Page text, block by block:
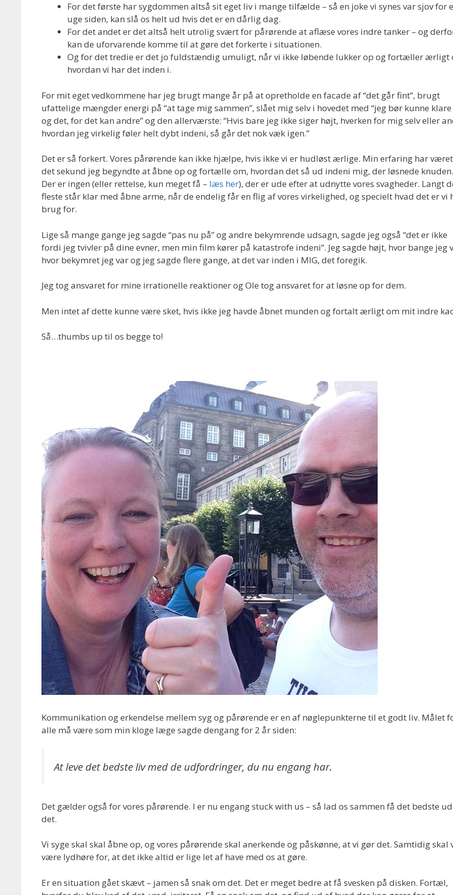
For det første har sygdommen altså sit eget liv i mange tilfælde – så en joke vi synes var sjov for
uge siden, kan slå os helt ud hvis det er en dårlig dag.
For det andet er det altså helt utrolig svært for pårørende at aflæse vores indre tanker – og
kan de uforvarende komme til at gøre det forkerte i situationen.
Og for det tredie er det jo fuldstændig umuligt, når vi ikke løbende lukker op og fortæller ærligt
hvordan vi har det inden i.
For mit eget vedkommene har jeg brugt mange år på at opretholde en facade af “det går fint”, brugt
ufattelige mængder energi på “at tage mig sammen”, slået mig selv i hovedet med “jeg bør kunne
og det, for det kan andre” og den allerværste: “Hvis bare jeg ikke siger højt, hverken for mig selv eller
hvordan jeg virkelig føler helt dybt indeni, så går det nok væk igen.”
Det er så forkert. Vores pårørende kan ikke hjælpe, hvis ikke vi er hudløst ærlige. Min erfaring har
det sekund jeg begyndte at åbne op og fortælle om, hvordan det så ud indeni mig, der løsnede knuden.
Der er ingen (eller rettelse, kun meget få – læs her), der er ude efter at udnytte vores svagheder. Langt
fleste står klar med åbne arme, når de endelig får en flig af vores virkelighed, og specielt hvad det er vi
brug for.
Lige så mange gange jeg sagde “pas nu på” og andre bekymrende udsagn, sagde jeg også “det er ikke
fordi jeg tvivler på dine evner, men min film kører på katastrofe indeni”. Jeg sagde højt, hvor bange jeg
hvor bekymret jeg var og jeg sagde flere gange, at det var inden i MIG, det foregik.
Jeg tog ansvaret for mine irrationelle reaktioner og Ole tog ansvaret for at løsne op for dem.
Men intet af dette kunne være sket, hvis ikke jeg havde åbnet munden og fortalt ærligt om mit indre
Så…thumbs up til os begge to!
Kommunikation og erkendelse mellem syg og pårørende er en af nøglepunkterne til et godt liv. Målet
alle må være som min kloge læge sagde dengang for 2 år siden:
At leve det bedste liv med de udfordringer, du nu engang har.
Det gælder også for vores pårørende. I er nu engang stuck with us – så lad os sammen få det bedste
det.
Vi syge skal skal åbne op, og vores pårørende skal anerkende og påskønne, at vi gør det. Samtidig skal
være lydhøre for, at det ikke altid er lige let af have med os at gøre.
Er en situation gået skævt – jamen så snak om det. Det er meget bedre at få svesken på disken. Fortæl,